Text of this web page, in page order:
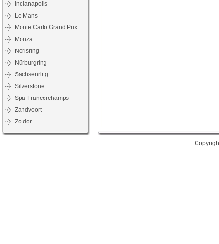
Indianapolis
Le Mans
Monte Carlo Grand Prix
Monza
Norisring
Nürburgring
Sachsenring
Silverstone
Spa-Francorchamps
Zandvoort
Zolder